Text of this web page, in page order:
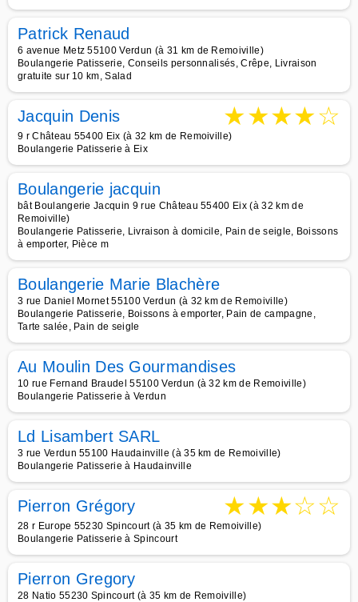
Patrick Renaud
6 avenue Metz 55100 Verdun (à 31 km de Remoiville)
Boulangerie Patisserie, Conseils personnalisés, Crêpe, Livraison
gratuite sur 10 km, Salad
Jacquin Denis ★★★★☆
9 r Château 55400 Eix (à 32 km de Remoiville)
Boulangerie Patisserie à Eix
Boulangerie jacquin
bât Boulangerie Jacquin 9 rue Château 55400 Eix (à 32 km de
Remoiville)
Boulangerie Patisserie, Livraison à domicile, Pain de seigle, Boissons
à emporter, Pièce m
Boulangerie Marie Blachère
3 rue Daniel Mornet 55100 Verdun (à 32 km de Remoiville)
Boulangerie Patisserie, Boissons à emporter, Pain de campagne,
Tarte salée, Pain de seigle
Au Moulin Des Gourmandises
10 rue Fernand Braudel 55100 Verdun (à 32 km de Remoiville)
Boulangerie Patisserie à Verdun
Ld Lisambert SARL
3 rue Verdun 55100 Haudainville (à 35 km de Remoiville)
Boulangerie Patisserie à Haudainville
Pierron Grégory ★★★☆☆
28 r Europe 55230 Spincourt (à 35 km de Remoiville)
Boulangerie Patisserie à Spincourt
Pierron Gregory
28 Natio 55230 Spincourt (à 35 km de Remoiville)